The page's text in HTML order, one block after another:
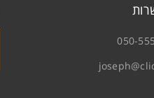
050-